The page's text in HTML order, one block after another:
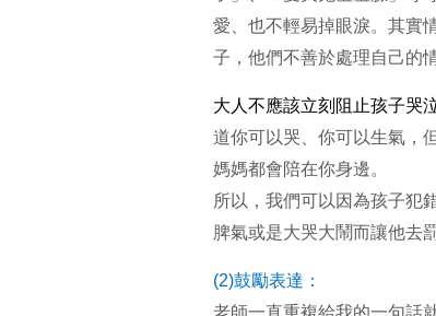
愛、也不輕易掉眼淚。其實
子，他們不善於處理自己的
大人不應該立刻阻止孩子哭
道你可以哭、你可以生氣，
媽媽都會陪在你身邊。
所以，我們可以因為孩子犯
脾氣或是大哭大鬧而讓他去
(2)鼓勵表達：
老師一直重複給我的一句話